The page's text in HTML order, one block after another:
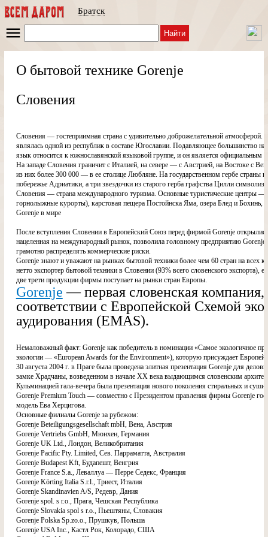
Братск
Найти
О бытовой технике Gorenje
Словения
Словения — гостеприимная страна с удивительно доброжелательной
являлась одной из республик в составе Югославии. Подавляющее большинство
язык относится к южнославянской языковой группе, и он является
На западе Словения граничит с Италией, на севере — с Австрией, на Востоке с
из них более 300 000 — в ее столице Любляне. На государственном гербе страны
побережье Адриатики, а три звездочки из старого герба графства Цилли
Словения — страна международного туризма. Основные туристические центры
горнолыжные курорты), карстовая пещера Постойнска Яма, озера Блед и
Gorenje в мире
После вступления Словении в Европейский Союз перед фирмой Gorenje
нацеленная на международный рынок, позволила головному предприятию
грамотно распределять коммерческие риски.
Gorenje знают и уважают на рынках бытовой техники более чем 60 стран на
нетто экспортер бытовой техники в Словении (93% всего словенского
две трети продукции фирмы поступает на рынки стран Европы.
Gorenje — первая словенская
соответствии с Европейской Схемой
аудирования (EMAS).
Немаловажный факт: Gorenje как победитель в номинации «Самое экологичное
экологии — «European Awards for the Environment»), которую присуждает
30 августа 2004 г. в Праге была проведена элитная презентация Gorenje для
замке Храдчаны, возведенном в начале ХХ века выдающимся словенским
Кульминацией гала-вечера была презентация нового поколения стиральных и
Gorenje Premium Touch — совместно с Президентом правления фирмы Gorenjе
модель Ева Херцигова.
Основные филиалы Gorenje за рубежом:
Gorenje Beteiligungsgesellschaft mbH, Вена, Австрия
Gorenje Vertriebs GmbH, Мюнхен, Германия
Gorenje UK Ltd., Лондон, Великобритания
Gorenje Pacific Pty. Limited, Сев. Парраматта, Австралия
Gorenje Budapest Kft, Будапешт, Венгрия
Gorenje France S.a., Леваллуа — Перре Седекс, Франция
Gorenje Körting Italia S.r.l., Триест, Италия
Gorenje Skandinavien A/S, Редевр, Дания
Gorenje spol. s r.o., Прага, Чешская Республика
Gorenje Slovakia spol s r.o., Пьештяны, Словакия
Gorenje Polska Sp.zo.o., Прушкув, Польша
Gorenje USA Inc., Кастл Рок, Колорадо, США